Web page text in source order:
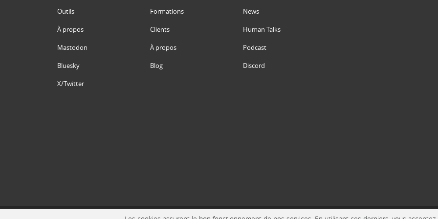
Outils
À propos
Mastodon
Bluesky
X/Twitter
Formations
Clients
À propos
Blog
News
Human Talks
Podcast
Discord